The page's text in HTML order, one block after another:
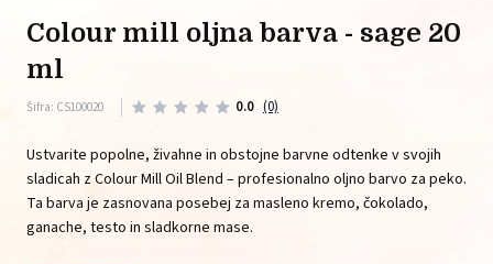
colour mill oljna barva - sage 20
ml
Šifra: CS100020 0.0 (0)
Ustvarite popolne, živahne in obstojne barvne odtenke v svojih
sladicah z Colour Mill Oil Blend – profesionalno oljno barvo za peko.
Ta barva je zasnovana posebej za masleno kremo, čokolado,
ganache, testo in sladkorne mase.